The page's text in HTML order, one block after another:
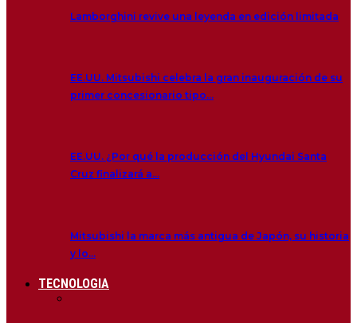
Lamborghini revive una leyenda en edición limitada
EE.UU. Mitsubishi celebra la gran inauguración de su
primer concesionario tipo…
EE.UU. ¿Por qué la producción del Hyundai Santa
Cruz finalizará a…
Mitsubishi la marca más antigua de Japón, su historia
y lo…
TECNOLOGIA